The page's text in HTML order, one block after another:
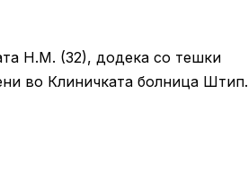
Н.М. (32), додека со тешки
во Клиничката болница Штип.